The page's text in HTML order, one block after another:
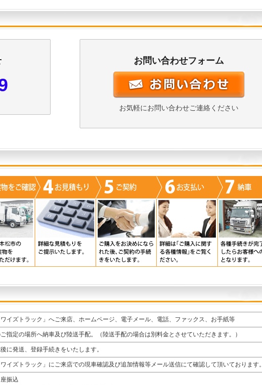
お問い合わせフォーム
お気軽にお問い合わせご連絡ください
イズトラック」へご来店、ホームページ、電子メール、電話、ファックス、お手紙等
指定の場所へ納車及び陸送手配。（陸送手配の場合は別料金とさせていただきます。）
に発送、登録手続きをいたします。
イズトラック」にご来店での現車確認及び追加情報等メール送信にて確認して頂いております。
振込